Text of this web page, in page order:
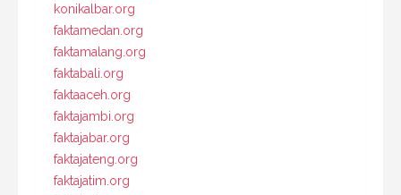
konikalbar.org
faktamedan.org
faktamalang.org
faktabali.org
faktaaceh.org
faktajambi.org
faktajabar.org
faktajateng.org
faktajatim.org